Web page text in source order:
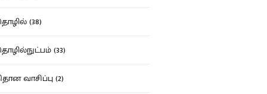
(38)
(33)
வாசிப்பு (2)